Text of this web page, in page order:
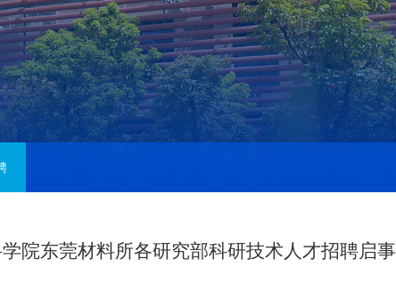
院东莞材料所各研究部科研技术人才招聘启事